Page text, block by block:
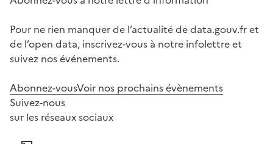
Pour ne rien manquer de l’actualité de data.gouv.fr et
de l’open data, inscrivez-vous à notre infolettre et
suivez nos événements.
Abonnez-vousVoir nos prochains évènements
Suivez-nous
sur les réseaux sociaux